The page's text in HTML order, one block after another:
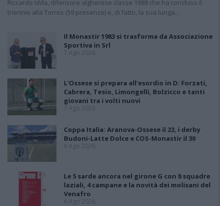
Riccardo Idda, difensore algherese classe 1988 che ha concluso il
triennio alla Torres (59 presenze) e, di fatto, la sua lunga…
Il Monastir 1983 si trasforma da Associazione
Sportiva in Srl
7 Ago 2026
L'Ossese si prepara all'esordio in D: Forzati,
Cabrera, Tesio, Limongelli, Bolzicco e tanti
giovani tra i volti nuovi
7 Ago 2026
Coppa Italia: Aranova-Ossese il 23, i derby
Budoni-Latte Dolce e COS-Monastir il 30
6 Ago 2026
Le 5 sarde ancora nel girone G con 8 squadre
laziali, 4 campane e la novità dei molisani del
Venafro
6 Ago 2026